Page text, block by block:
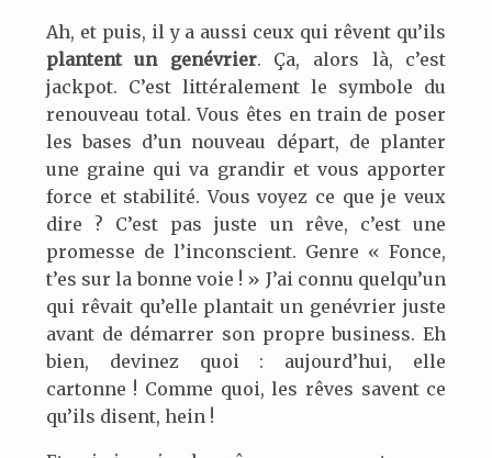
Ah, et puis, il y a aussi ceux qui rêvent qu’ils
plantent un genévrier. Ça, alors là, c’est
jackpot. C’est littéralement le symbole du
renouveau total. Vous êtes en train de poser
les bases d’un nouveau départ, de planter
une graine qui va grandir et vous apporter
force et stabilité. Vous voyez ce que je veux
dire ? C’est pas juste un rêve, c’est une
promesse de l’inconscient. Genre « Fonce,
t’es sur la bonne voie ! » J’ai connu quelqu’un
qui rêvait qu’elle plantait un genévrier juste
avant de démarrer son propre business. Eh
bien, devinez quoi : aujourd’hui, elle
cartonne ! Comme quoi, les rêves savent ce
qu’ils disent, hein !